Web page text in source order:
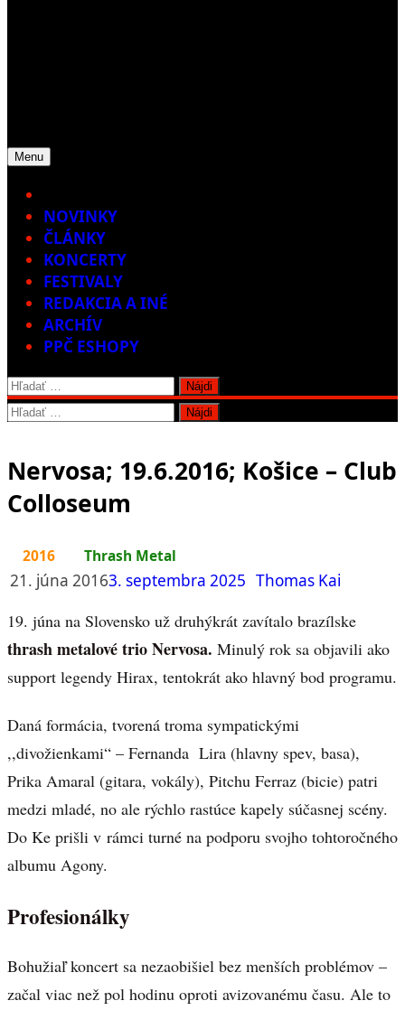
Menu
NOVINKY
ČLÁNKY
KONCERTY
FESTIVALY
REDAKCIA A INÉ
ARCHÍV
PPČ ESHOPY
Hľadať:
Hľadať:
Nervosa; 19.6.2016; Košice – Club
Colloseum
2016 Thrash Metal
21. júna 20163. septembra 2025 Thomas Kai
19. júna na Slovensko už druhýkrát zavítalo brazílske
thrash metalové trio Nervosa. Minulý rok sa objavili ako
support legendy Hirax, tentokrát ako hlavný bod programu.
Daná formácia, tvorená troma sympatickými
,,divožienkami“ – Fernanda Lira (hlavny spev, basa),
Prika Amaral (gitara, vokály), Pitchu Ferraz (bicie) patri
medzi mladé, no ale rýchlo rastúce kapely súčasnej scény.
Do Ke prišli v rámci turné na podporu svojho tohtoročného
albumu Agony.
Profesionálky
Bohužiaľ koncert sa nezaobišiel bez menších problémov –
začal viac než pol hodinu oproti avizovanému času. Ale to